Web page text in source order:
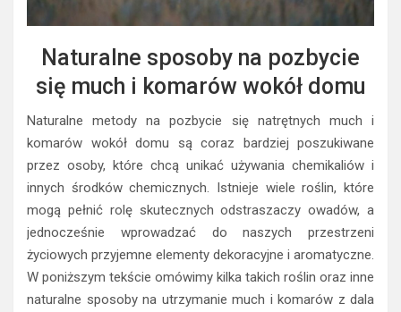
Naturalne sposoby na pozbycie
się much i komarów wokół domu
Naturalne metody na pozbycie się natrętnych much i
komarów wokół domu są coraz bardziej poszukiwane
przez osoby, które chcą unikać używania chemikaliów i
innych środków chemicznych. Istnieje wiele roślin, które
mogą pełnić rolę skutecznych odstraszaczy owadów, a
jednocześnie wprowadzać do naszych przestrzeni
życiowych przyjemne elementy dekoracyjne i aromatyczne.
W poniższym tekście omówimy kilka takich roślin oraz inne
naturalne sposoby na utrzymanie much i komarów z dala